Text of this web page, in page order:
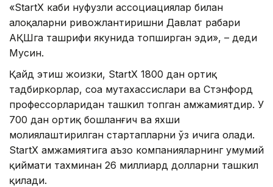
«StartX каби нуфузли ассоциациялар билан
алоқаларни ривожлантиришни Давлат раҳбари
АҚШга ташрифи якунида топширган эди», – деди
Мусин.
Қайд этиш жоизки, StartX 1800 дан ортиқ
тадбиркорлар, соҳа мутахассислари ва Стэнфорд
профессорларидан ташкил топган ҳамжамиятдир. У
700 дан ортиқ бошланғич ва яхши
молиялаштирилган стартапларни ўз ичига олади.
StartX ҳамжамиятига аъзо компанияларнинг умумий
қиймати тахминан 26 миллиард долларни ташкил
қилади.